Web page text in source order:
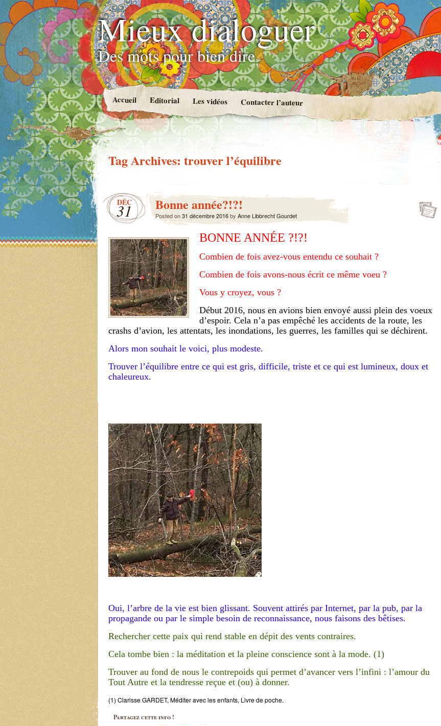
Mieux dialoguer
Des mots pour bien dire
Accueil Editorial Les vidéos Contacter l’auteur
Tag Archives: trouver l’équilibre
DÉC
31 Bonne année?!?!
Posted on31 décembre 2016by Anne Libbrecht Gourdet
BONNE ANNÉE ?!?!
Combien de fois avez-vous entendu ce souhait ?
Combien de fois avons-nous écrit ce même voeu ?
Vous y croyez, vous ?
Début 2016, nous en avions bien envoyé aussi plein des voeux
d’espoir. Cela n’a pas empêché les accidents de la route, les
crashs d’avion, les attentats, les inondations, les guerres, les familles qui se déchirent.
Alors mon souhait le voici, plus modeste.
Trouver l’équilibre entre ce qui est gris, difficile, triste et ce qui est lumineux, doux et
chaleureux.
Oui, l’arbre de la vie est bien glissant. Souvent attirés par Internet, par la pub, par la
propagande ou par le simple besoin de reconnaissance, nous faisons des bêtises.
Rechercher cette paix qui rend stable en dépit des vents contraires.
Cela tombe bien : la méditation et la pleine conscience sont à la mode. (1)
Trouver au fond de nous le contrepoids qui permet d’avancer vers l’infini : l’amour du
Tout Autre et la tendresse reçue et (ou) à donner.
(1) Clarisse GARDET, Méditer avec les enfants, Livre de poche.
Partagez cette info !